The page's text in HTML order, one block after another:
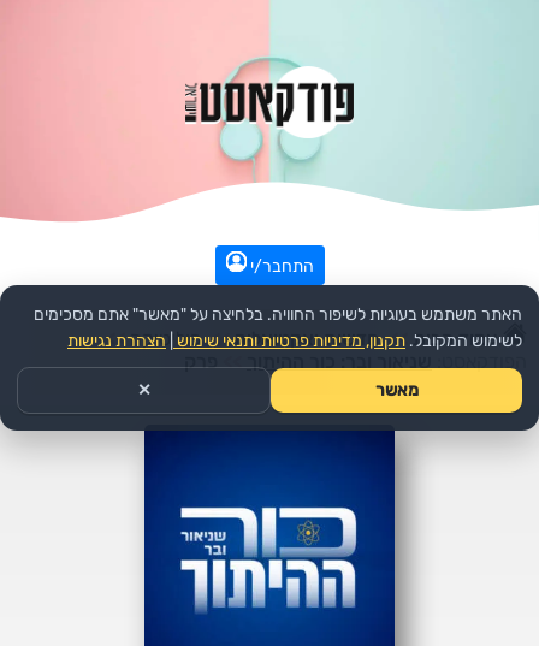
התחבר/י
עמוד הבית >> חדשות ואקטואליה >> פוליטיקה >>
שניאור ובר: כור ההיתוך >>פרק
האתר משתמש בעוגיות לשיפור החוויה. בלחיצה על "מאשר" אתם מסכימים
לשימוש המקובל. תקנון, מדיניות פרטיות ותנאי שימוש הצהרת נגישות
מאשר ✕